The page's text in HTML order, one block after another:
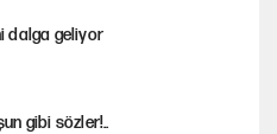
dalga geliyor
gibi sözler!..